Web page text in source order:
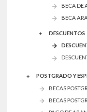
BECA DE
BECA
DESCUENTOS
POSTGRADO Y
BECAS
BECAS